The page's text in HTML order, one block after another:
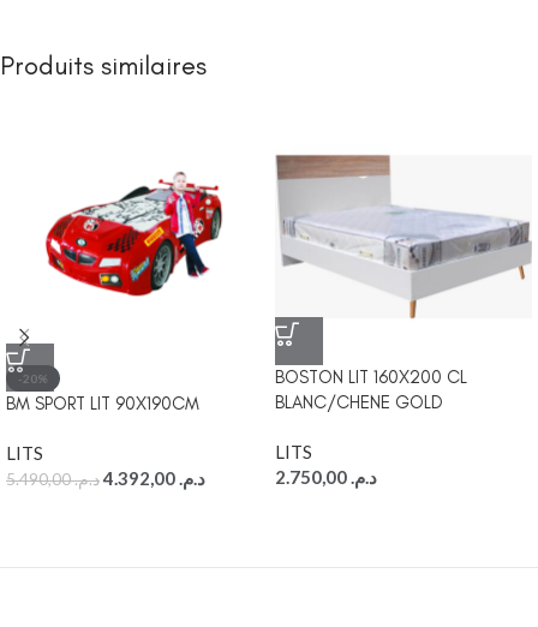
Produits similaires
-20%
BM SPORT LIT 90X190CM
LITS
د.م.5.490,00 د.م.
BOSTON LIT 160X200 CL
BLANC/CHENE GOLD
LITS
د.م.